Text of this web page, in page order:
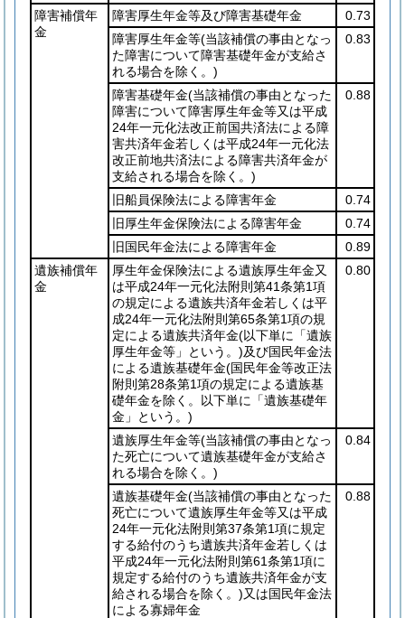
障害補償年
金
障害厚生年金等及び障害基礎年金
0.73
障害厚生年金等(当該補償の事由となっ
た障害について障害基礎年金が支給さ
れる場合を除く。)
0.83
障害基礎年金(当該補償の事由となった
障害について障害厚生年金等又は平成
24年一元化法改正前国共済法による障
害共済年金若しくは平成24年一元化法
改正前地共済法による障害共済年金が
支給される場合を除く。)
0.88
旧船員保険法による障害年金
0.74
旧厚生年金保険法による障害年金
0.74
旧国民年金法による障害年金
0.89
遺族補償年
金
厚生年金保険法による遺族厚生年金又
は平成24年一元化法附則第41条第1項
の規定による遺族共済年金若しくは平
成24年一元化法附則第65条第1項の規
定による遺族共済年金(以下単に「遺族
厚生年金等」という。)及び国民年金法
による遺族基礎年金(国民年金等改正法
附則第28条第1項の規定による遺族基
礎年金を除く。以下単に「遺族基礎年
金」という。)
0.80
遺族厚生年金等(当該補償の事由となっ
た死亡について遺族基礎年金が支給さ
れる場合を除く。)
0.84
遺族基礎年金(当該補償の事由となった
死亡について遺族厚生年金等又は平成
24年一元化法附則第37条第1項に規定
する給付のうち遺族共済年金若しくは
平成24年一元化法附則第61条第1項に
規定する給付のうち遺族共済年金が支
給される場合を除く。)又は国民年金法
による寡婦年金
0.88